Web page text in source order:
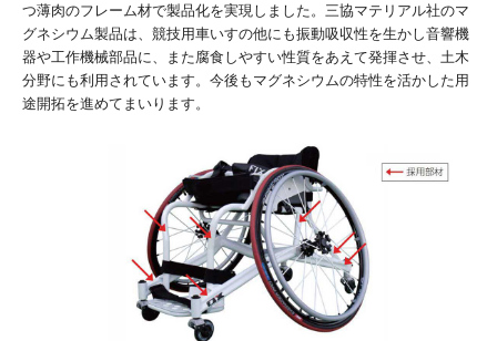
つ薄肉のフレーム材で製品化を実現しました。三協マテリアル社のマ
グネシウム製品は、競技用車いすの他にも振動吸収性を生かし音響機
器や工作機械部品に、また腐食しやすい性質をあえて発揮させ、土木
分野にも利用されています。今後もマグネシウムの特性を活かした用
途開拓を進めてまいります。